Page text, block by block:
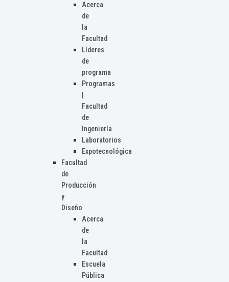
Acerca
de
la
Facultad
Líderes
de
programa
Programas
Facultad
de
Ingeniería
Laboratorios
Expotecnológica
Facultad
de
Producción
y
Diseño
Acerca
de
la
Facultad
Escuela
Pública